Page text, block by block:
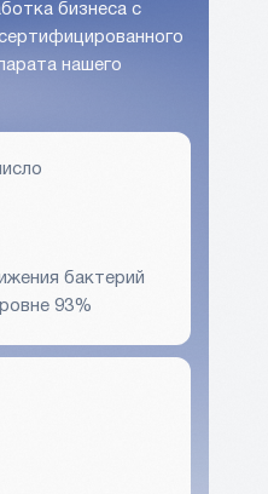
бизнеса с
нашего
бактерий
93%